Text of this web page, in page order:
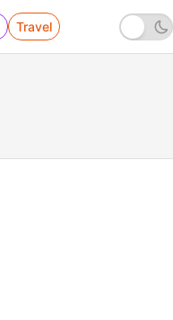
Travel